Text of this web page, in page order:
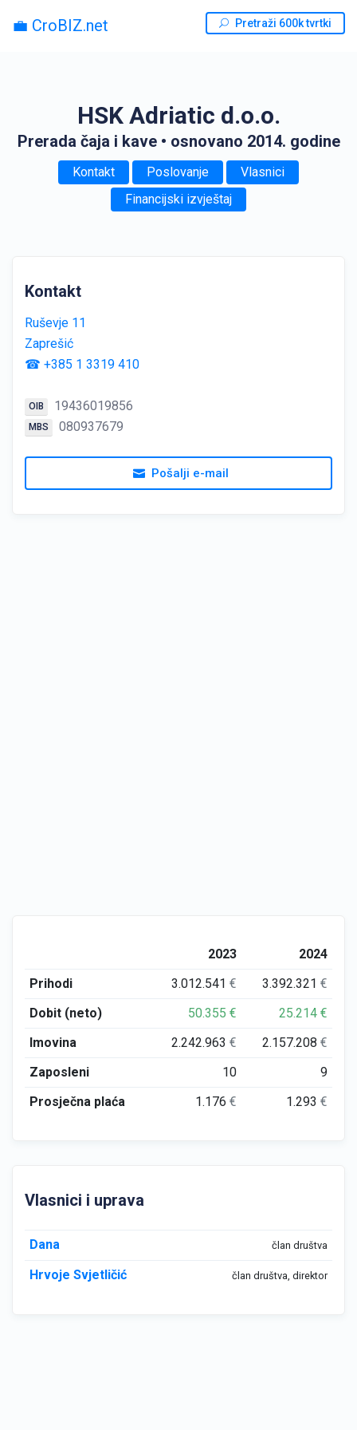
💼 CroBIZ.net Pretraži 600k tvrtki
HSK Adriatic d.o.o.
Prerada čaja i kave • osnovano 2014. godine
Kontakt Poslovanje
Vlasnici
Financijski izvještaj
Kontakt
Ruševje 11
Zaprešić
☎ +385 1 3319 410
OIB 19436019856
MBS 080937679
Pošalji e-mail
2023
2024
Prihodi
3.012.541€ 3.392.321€
Dobit (neto)
50.355€ 25.214€
Imovina
2.242.963€ 2.157.208€
Zaposleni
10
9
Prosječna plaća
1.176€ 1.293€
Vlasnici i uprava
Dana član društva
Hrvoje Svjetličić član društva, direktor